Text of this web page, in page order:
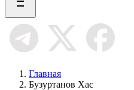
Главная
Бузуртанов Хас